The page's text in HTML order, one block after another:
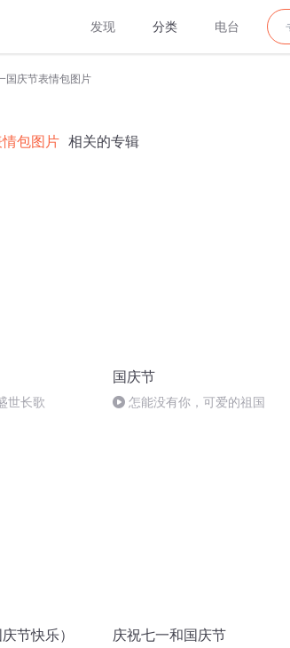
发现 分类 电台
国庆节表情包图片
包图片 相关的专辑
世长歌
国庆节
怎能没有你，可爱的祖国
节快乐） 庆祝七一和国庆节